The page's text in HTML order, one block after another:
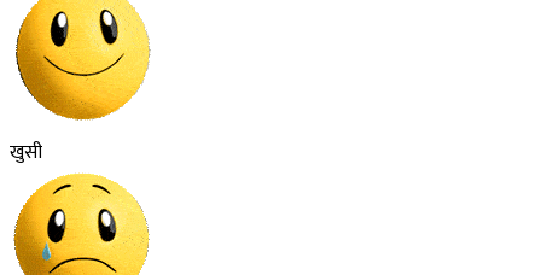
खुसी